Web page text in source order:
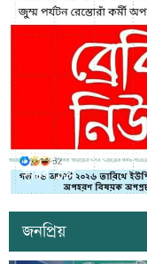
সাজেকে অপহরণের গুজব
সৃষ্টির চেষ্টা
জনপ্রিয়